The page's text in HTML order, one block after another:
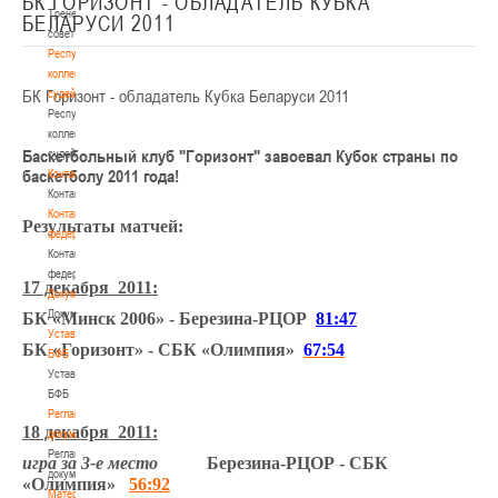
Тренерский
совет
Республиканская
коллегия
судей
Республиканская
коллегия
судей
Контакты
Контакты
Контакты
федерации
Контакты
федерации
Документы
Документы
Устав
БФБ
Устав
БФБ
Регламентирующие
документы
Регламентирующие
документы
Материалы
БЕЛАРУСИ 2011
БК Горизонт - обладатель Кубка Беларуси 2011
Баскетбольный клуб "Горизонт" завоевал Кубок страны по
баскетболу 2011 года!
Результаты матчей:
17 декабря 2011:
БК «Минск 2006» - Березина-РЦОР 81:47
БК «Горизонт» - СБК «Олимпия» 67:54
18 декабря 2011:
игра за 3-е место
Березина-РЦОР - СБК
«Олимпия» 56:92